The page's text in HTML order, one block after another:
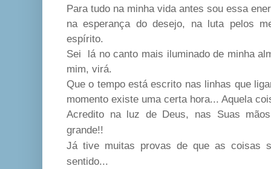
Para tudo na minha vida antes sou essa
na esperança do desejo, na luta pelos
espírito.
Sei lá no canto mais iluminado de minha
mim, virá.
Que o tempo está escrito nas linhas que
momento existe uma certa hora... Aquela
Acredito na luz de Deus, nas Suas
grande!!
Já tive muitas provas de que as coisas
sentido...